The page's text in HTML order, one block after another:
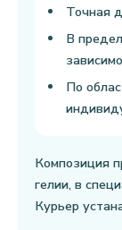
Точная
В
По
Композиция
гелии, в
Курьер